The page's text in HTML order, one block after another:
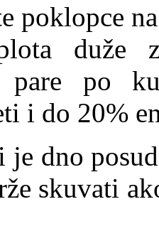
poklopce
duže
pare po
i do 20%
je dno
skuvati